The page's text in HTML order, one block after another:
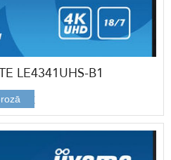
LE4341UHS-B1
€